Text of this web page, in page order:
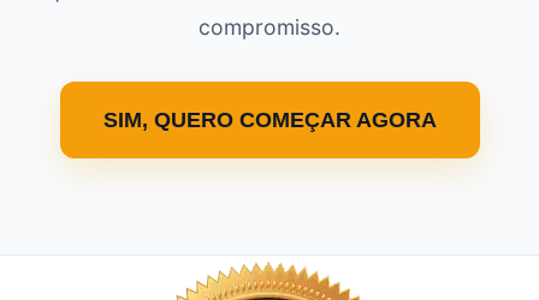
compromisso.
SIM, QUERO COMEÇAR AGORA